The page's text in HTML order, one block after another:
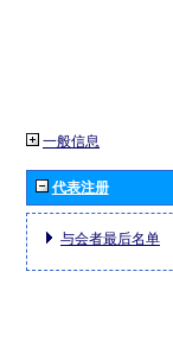
一般信息
代表注册
与会者最后名单